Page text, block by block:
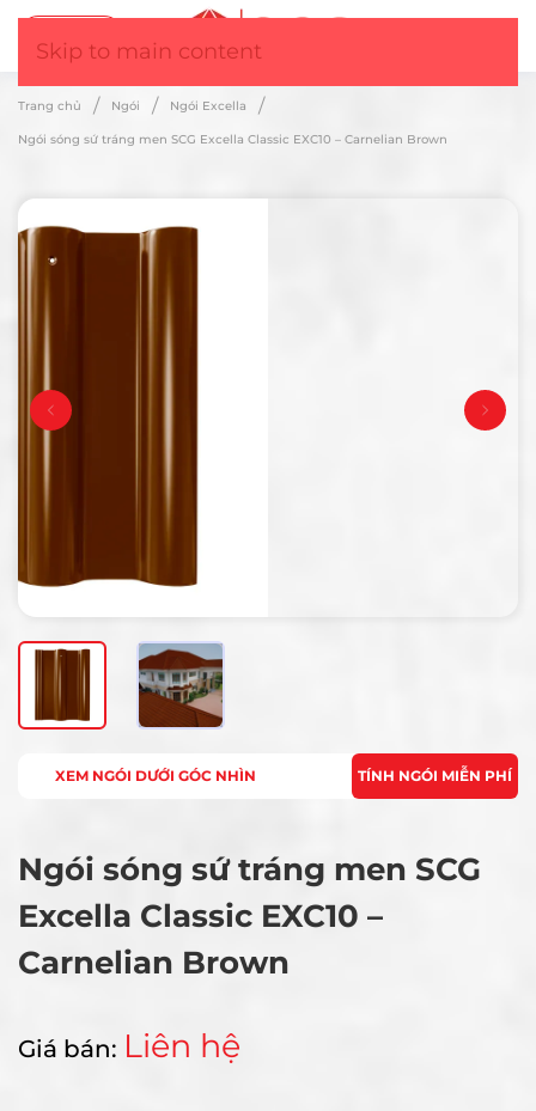
Skip to main content
Trang chủ Ngói Ngói Excella
Ngói sóng sứ tráng men SCG Excella Classic EXC10 – Carnelian Brown
XEM NGÓI DƯỚI GÓC NHÌN TÍNH NGÓI MIỄN PHÍ
Ngói sóng sứ tráng men SCG
Excella Classic EXC10 –
Carnelian Brown
Giá bán: Liên hệ